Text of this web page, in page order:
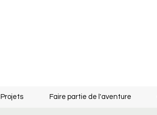
Projets Faire partie de l'aventure